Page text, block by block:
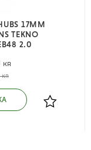
17MM
TEKNO
2.0
KR
KR
Lägg till i